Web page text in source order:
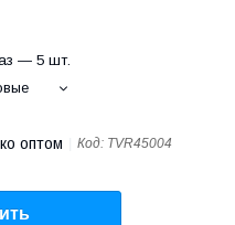
— 5 шт.
оптом Код: TVR45004